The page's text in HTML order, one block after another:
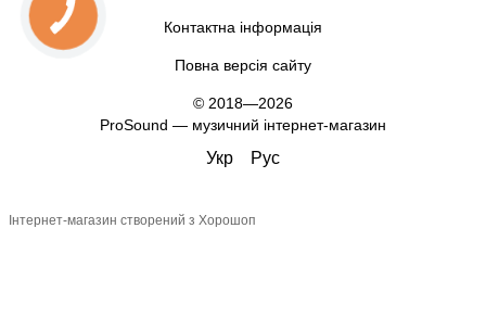
Контактна інформація
Повна версія сайту
© 2018—2026
ProSound — музичний інтернет-магазин
Укр Рус
Інтернет-магазин створений з Хорошоп